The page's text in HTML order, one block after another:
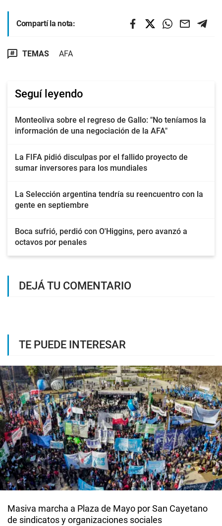
Compartí la nota:
TEMAS AFA
Seguí leyendo
Monteoliva sobre el regreso de Gallo: "No teníamos la
información de una negociación de la AFA"
La FIFA pidió disculpas por el fallido proyecto de
sumar inversores para los mundiales
La Selección argentina tendría su reencuentro con la
gente en septiembre
Boca sufrió, perdió con O'Higgins, pero avanzó a
octavos por penales
DEJÁ TU COMENTARIO
TE PUEDE INTERESAR
Masiva marcha a Plaza de Mayo por San Cayetano
de sindicatos y organizaciones sociales